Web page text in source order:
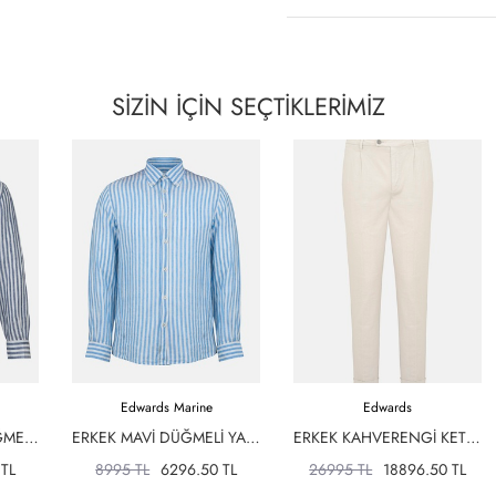
SİZİN İÇİN SEÇTİKLERİMİZ
ERKEK LACIVERT DÜĞMELI YAKA ÇIZGILI KETEN GÖMLEK
Edwards Marine
ERKEK MAVI DÜĞMELI YAKA ÇIZGILI KETEN GÖMLEK
8995 TL 6296.50 TL
Edwards
ERKEK KAHVERENGI KETEN KARIŞIMLI CHINO PANTOLON
26995 TL 18896.50 TL